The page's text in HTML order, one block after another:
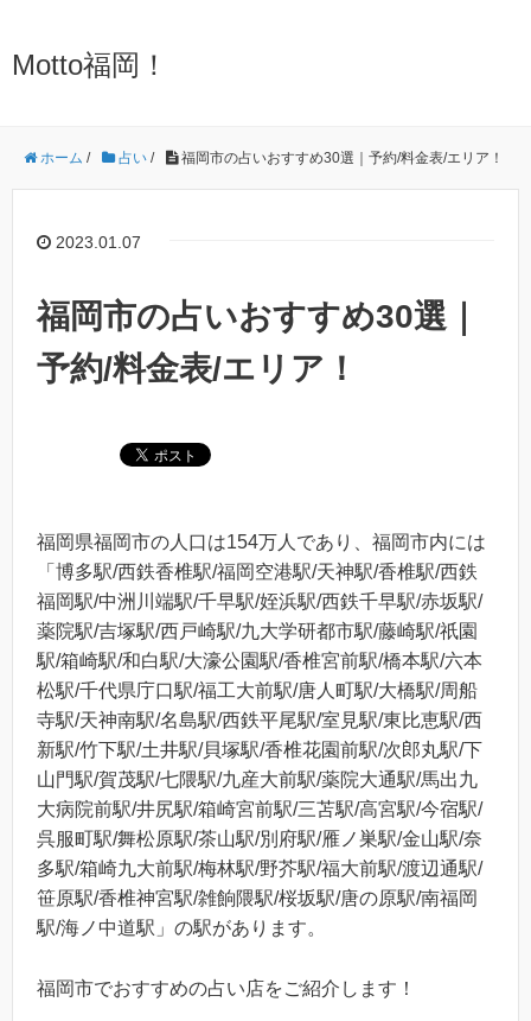
Motto福岡！
ホーム / 占い / 福岡市の占いおすすめ30選｜予約/料金表/エリア！
2023.01.07
福岡市の占いおすすめ30選｜
予約/料金表/エリア！
福岡県福岡市の人口は154万人であり、福岡市内には
「博多駅/西鉄香椎駅/福岡空港駅/天神駅/香椎駅/西鉄
福岡駅/中洲川端駅/千早駅/姪浜駅/西鉄千早駅/赤坂駅/
薬院駅/吉塚駅/西戸崎駅/九大学研都市駅/藤崎駅/祇園
駅/箱崎駅/和白駅/大濠公園駅/香椎宮前駅/橋本駅/六本
松駅/千代県庁口駅/福工大前駅/唐人町駅/大橋駅/周船
寺駅/天神南駅/名島駅/西鉄平尾駅/室見駅/東比恵駅/西
新駅/竹下駅/土井駅/貝塚駅/香椎花園前駅/次郎丸駅/下
山門駅/賀茂駅/七隈駅/九産大前駅/薬院大通駅/馬出九
大病院前駅/井尻駅/箱崎宮前駅/三苫駅/高宮駅/今宿駅/
呉服町駅/舞松原駅/茶山駅/別府駅/雁ノ巣駅/金山駅/奈
多駅/箱崎九大前駅/梅林駅/野芥駅/福大前駅/渡辺通駅/
笹原駅/香椎神宮駅/雑餉隈駅/桜坂駅/唐の原駅/南福岡
駅/海ノ中道駅」の駅があります。
福岡市でおすすめの占い店をご紹介します！